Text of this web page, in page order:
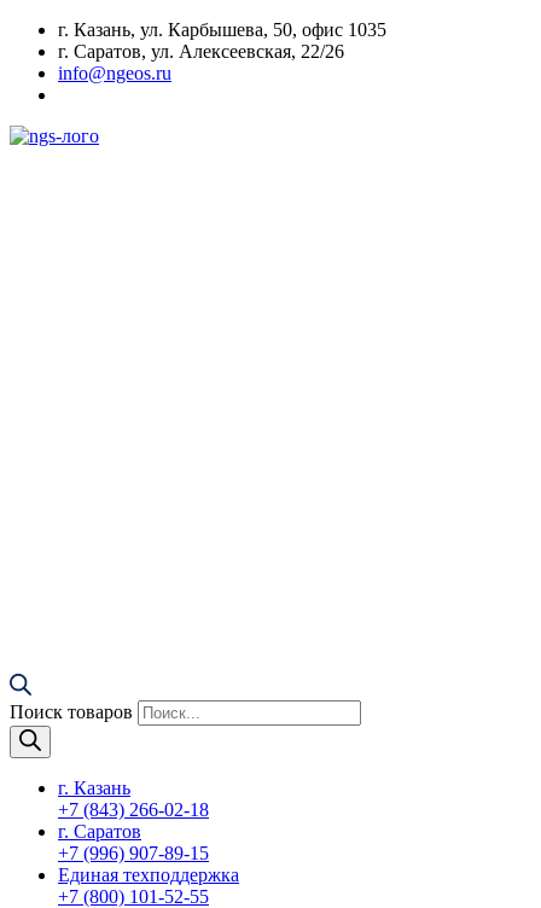
г. Казань, ул. Карбышева, 50, офис 1035
г. Саратов, ул. Алексеевская, 22/26
info@ngeos.ru
Поиск товаров
г. Казань
+7 (843) 266-02-18
г. Саратов
+7 (996) 907-89-15
Единая техподдержка
+7 (800) 101-52-55